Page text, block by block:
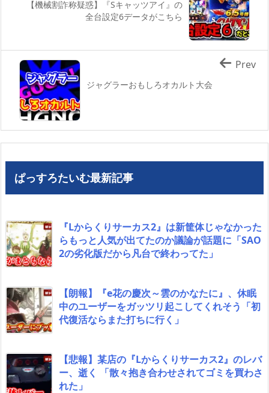
【機械割詐称疑惑】『Sキャッツアイ』の
全台設定6データがこちら
ジャグラーおもしろオカルト大会
Prev
ぱっすろたいむ最新記事
『Lからくりサーカス2』は新筐体じゃなかった
らもっと人気が出てたのか議論が話題に「SAO
2の劣化版だから凡台で終わってた」
【朗報】『e花の慶次～雲のかなたに』、休眠
中のユーザーをガッツリ起こしてくれそう「初
代復活ならまた打ちに行く」
【悲報】某店の『Lからくりサーカス2』のレバ
ー、逝く 「散々抱き合わせされてゴミを買わさ
れた」